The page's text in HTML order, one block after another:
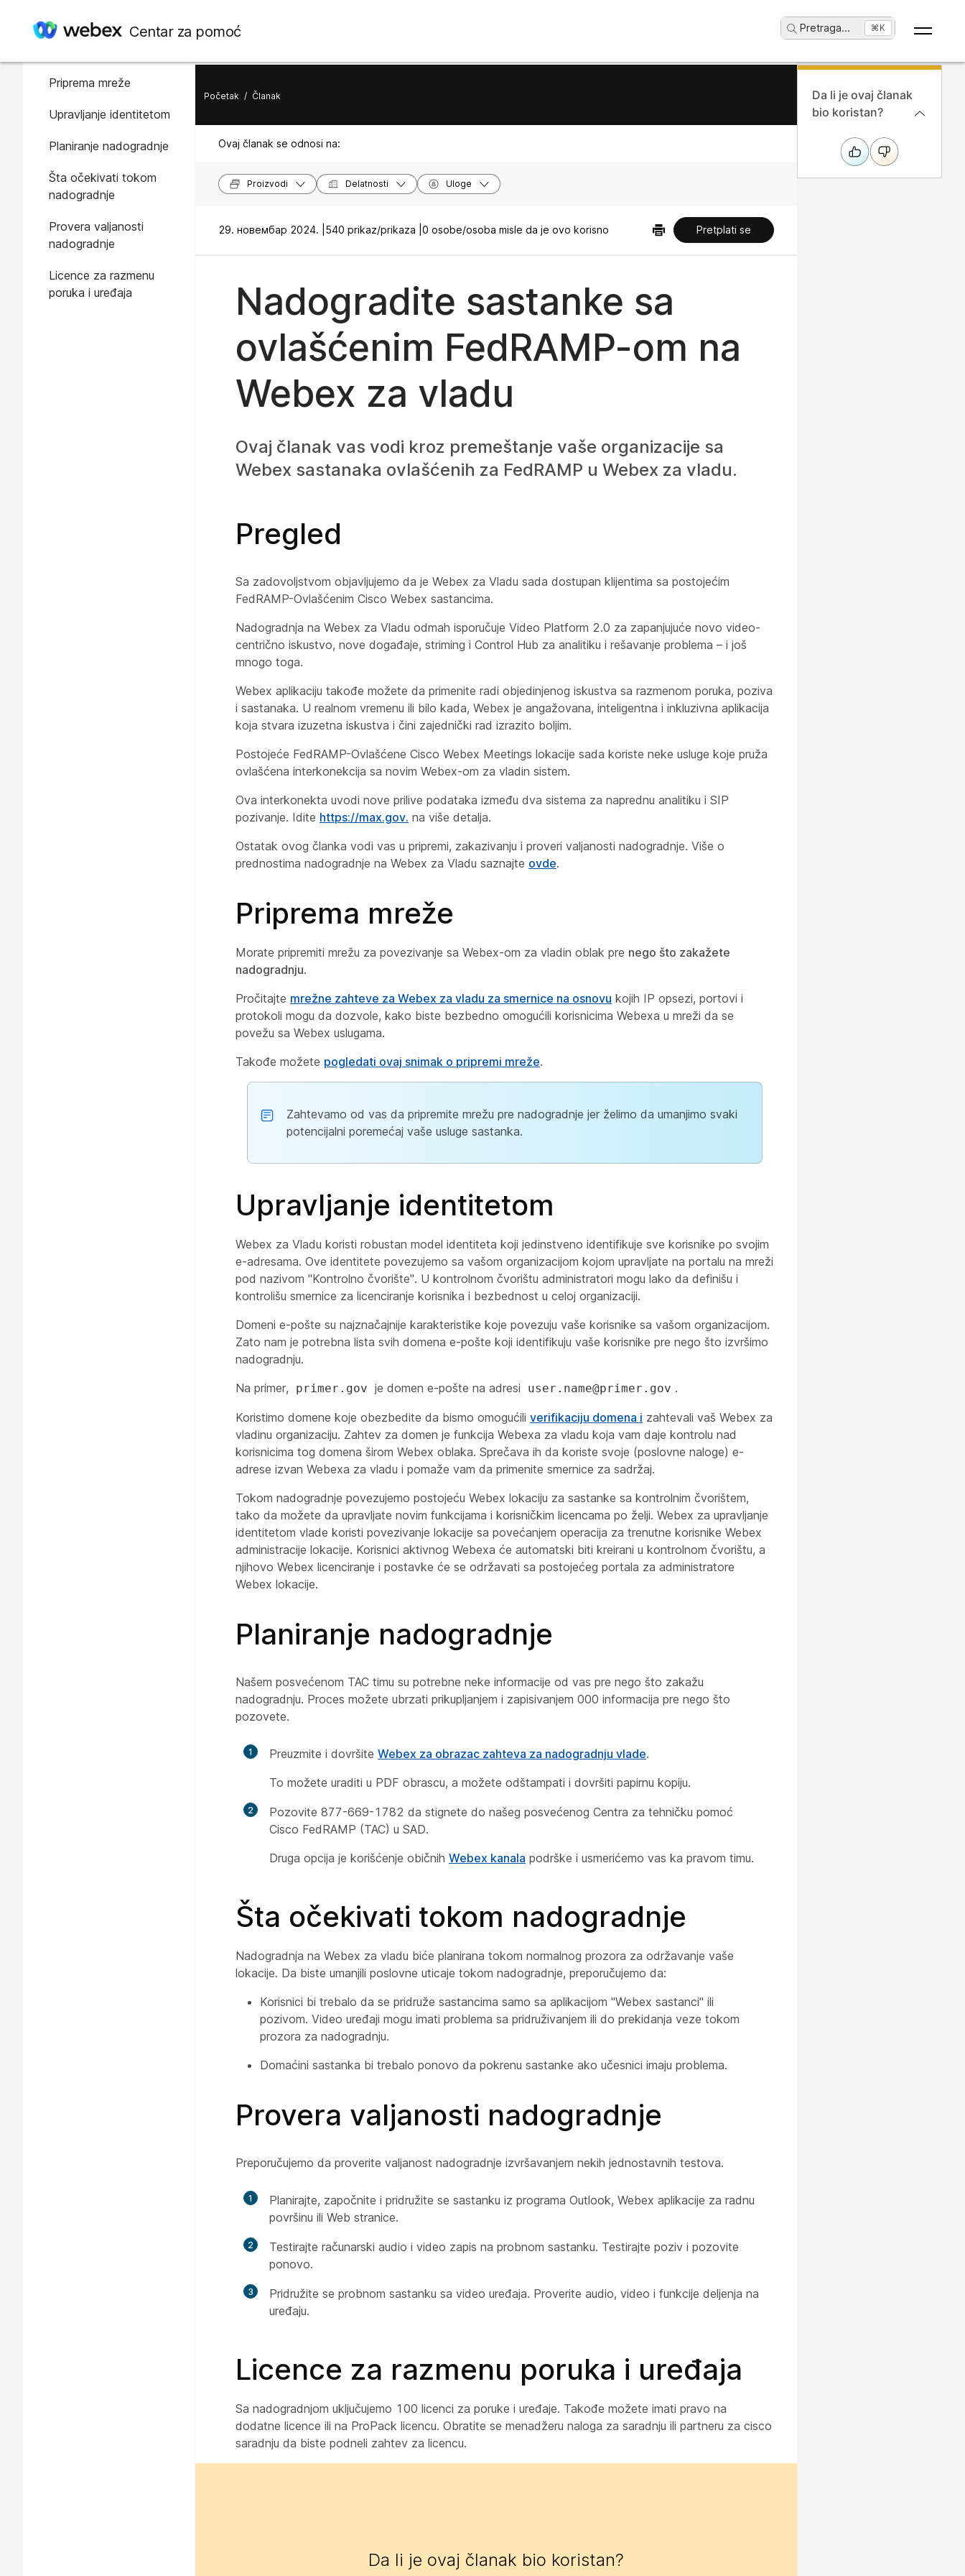
Centar za pomoć Pretraga... ⌘K
U ovom članku
Priprema mreže
Upravljanje identitetom
Planiranje nadogradnje
Šta očekivati tokom
nadogradnje
Provera valjanosti
nadogradnje
Licence za razmenu
poruka i uređaja
Početak / Članak
Ovaj članak se odnosi na:
Proizvodi Delatnosti Uloge
29. новембар 2024. | 540 prikaz/prikaza | 0 osobe/osoba misle da je ovo korisno Pretplati se
Nadogradite sastanke sa
ovlašćenim FedRAMP-om na
Webex za vladu
Ovaj članak vas vodi kroz premeštanje vaše organizacije sa
Webex sastanaka ovlašćenih za FedRAMP u Webex za vladu.
Pregled
Sa zadovoljstvom objavljujemo da je Webex za Vladu sada dostupan klijentima sa postojećim
FedRAMP-Ovlašćenim Cisco Webex sastancima.
Nadogradnja na Webex za Vladu odmah isporučuje Video Platform 2.0 za zapanjujuće novo video-
centrično iskustvo, nove događaje, striming i Control Hub za analitiku i rešavanje problema – i još
mnogo toga.
Webex aplikaciju takođe možete da primenite radi objedinjenog iskustva sa razmenom poruka, poziva
i sastanaka. U realnom vremenu ili bilo kada, Webex je angažovana, inteligentna i inkluzivna aplikacija
koja stvara izuzetna iskustva i čini zajednički rad izrazito boljim.
Postojeće FedRAMP-Ovlašćene Cisco Webex Meetings lokacije sada koriste neke usluge koje pruža
ovlašćena interkonekcija sa novim Webex-om za vladin sistem.
Ova interkonekta uvodi nove prilive podataka između dva sistema za naprednu analitiku i SIP
pozivanje. Idite https://max.gov. na više detalja.
Ostatak ovog članka vodi vas u pripremi, zakazivanju i proveri valjanosti nadogradnje. Više o
prednostima nadogradnje na Webex za Vladu saznajte ovde.
Priprema mreže
Morate pripremiti mrežu za povezivanje sa Webex-om za vladin oblak pre nego što zakažete
nadogradnju.
Pročitajte mrežne zahteve za Webex za vladu za smernice na osnovu kojih IP opsezi, portovi i
protokoli mogu da dozvole, kako biste bezbedno omogućili korisnicima Webexa u mreži da se
povežu sa Webex uslugama.
Takođe možete pogledati ovaj snimak o pripremi mreže.
Zahtevamo od vas da pripremite mrežu pre nadogradnje jer želimo da umanjimo svaki
potencijalni poremećaj vaše usluge sastanka.
Upravljanje identitetom
Webex za Vladu koristi robustan model identiteta koji jedinstveno identifikuje sve korisnike po svojim
e-adresama. Ove identitete povezujemo sa vašom organizacijom kojom upravljate na portalu na mreži
pod nazivom "Kontrolno čvorište". U kontrolnom čvorištu administratori mogu lako da definišu i
kontrolišu smernice za licenciranje korisnika i bezbednost u celoj organizaciji.
Domeni e-pošte su najznačajnije karakteristike koje povezuju vaše korisnike sa vašom organizacijom.
Zato nam je potrebna lista svih domena e-pošte koji identifikuju vaše korisnike pre nego što izvršimo
nadogradnju.
Na primer,
primer.gov je domen e-pošte na adresi user.name@primer.gov .
Koristimo domene koje obezbedite da bismo omogućili verifikaciju domena i zahtevali vaš Webex za
vladinu organizaciju. Zahtev za domen je funkcija Webexa za vladu koja vam daje kontrolu nad
korisnicima tog domena širom Webex oblaka. Sprečava ih da koriste svoje (poslovne naloge) e-
adrese izvan Webexa za vladu i pomaže vam da primenite smernice za sadržaj.
Tokom nadogradnje povezujemo postojeću Webex lokaciju za sastanke sa kontrolnim čvorištem,
tako da možete da upravljate novim funkcijama i korisničkim licencama po želji. Webex za upravljanje
identitetom vlade koristi povezivanje lokacije sa povećanjem operacija za trenutne korisnike Webex
administracije lokacije. Korisnici aktivnog Webexa će automatski biti kreirani u kontrolnom čvorištu, a
njihovo Webex licenciranje i postavke će se održavati sa postojećeg portala za administratore
Webex lokacije.
Planiranje nadogradnje
Našem posvećenom TAC timu su potrebne neke informacije od vas pre nego što zakažu
nadogradnju. Proces možete ubrzati prikupljanjem i zapisivanjem 000 informacija pre nego što
pozovete.
1 Preuzmite i dovršite Webex za obrazac zahteva za nadogradnju vlade.
To možete uraditi u PDF obrascu, a možete odštampati i dovršiti papirnu kopiju.
2
Pozovite 877-669-1782 da stignete do našeg posvećenog Centra za tehničku pomoć
Cisco FedRAMP (TAC) u SAD.
Druga opcija je korišćenje običnih Webex kanala podrške i usmerićemo vas ka pravom timu.
Šta očekivati tokom nadogradnje
Nadogradnja na Webex za vladu biće planirana tokom normalnog prozora za održavanje vaše
lokacije. Da biste umanjili poslovne uticaje tokom nadogradnje, preporučujemo da:
Korisnici bi trebalo da se pridruže sastancima samo sa aplikacijom "Webex sastanci" ili
pozivom. Video uređaji mogu imati problema sa pridruživanjem ili do prekidanja veze tokom
prozora za nadogradnju.
Domaćini sastanka bi trebalo ponovo da pokrenu sastanke ako učesnici imaju problema.
Provera valjanosti nadogradnje
Preporučujemo da proverite valjanost nadogradnje izvršavanjem nekih jednostavnih testova.
1
Planirajte, započnite i pridružite se sastanku iz programa Outlook, Webex aplikacije za radnu
površinu ili Web stranice.
2
Testirajte računarski audio i video zapis na probnom sastanku. Testirajte poziv i pozovite
ponovo.
3
Pridružite se probnom sastanku sa video uređaja. Proverite audio, video i funkcije deljenja na
uređaju.
Licence za razmenu poruka i uređaja
Sa nadogradnjom uključujemo 100 licenci za poruke i uređaje. Takođe možete imati pravo na
dodatne licence ili na ProPack licencu. Obratite se menadžeru naloga za saradnju ili partneru za cisco
saradnju da biste podneli zahtev za licencu.
Da li je ovaj članak bio koristan?
Da li je ovaj članak
bio koristan?